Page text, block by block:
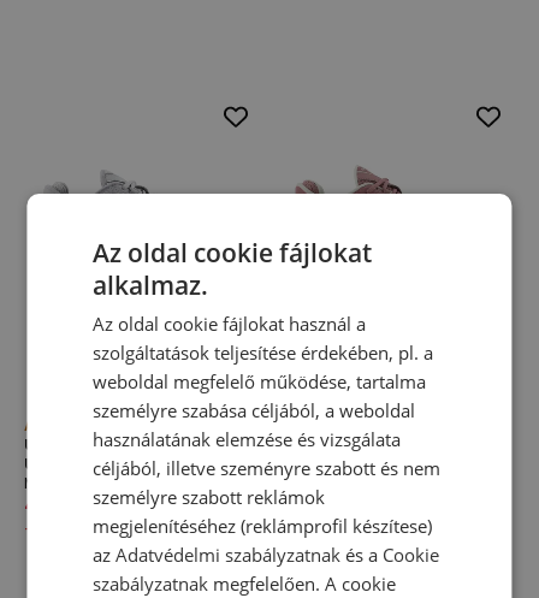
Akció
Unisex cipő New Balance
U10002LV – szürke
M1000 széria
48 990,00 Ft 69 990,00 Ft
-
Akció
Unisex cipő New Balance
U100096V – rózsaszín
M1000 széria
44 990,00 Ft
-36%
Az oldal cookie fájlokat
alkalmaz.
Az oldal cookie fájlokat használ a
szolgáltatások teljesítése érdekében, pl. a
weboldal megfelelő működése, tartalma
személyre szabása céljából, a weboldal
használatának elemzése és vizsgálata
céljából, illetve szeményre szabott és nem
személyre szabott reklámok
megjelenítéséhez (reklámprofil készítese)
azAdatvédelmi szabályzatnak és a Cookie
szabályzatnak megfelelően. A cookie